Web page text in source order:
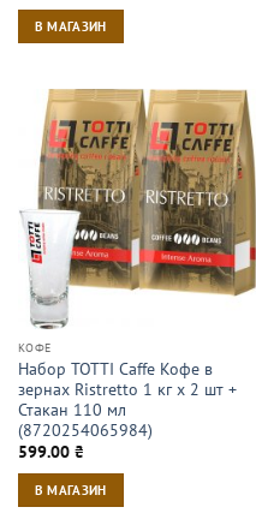
В МАГАЗИН
КОФЕ
Набор TOTTI Caffe Кофе в
зернах Ristrettо 1 кг х 2 шт +
Стакан 110 мл
(8720254065984)
599.00 ₴
В МАГАЗИН